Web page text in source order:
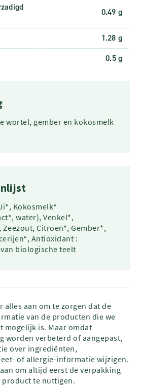
0.49 g
1.28 g
0.5 g
wortel, gember en kokosmelk
Kokosmelk*
water), Venkel*,
Zeezout, Citroen*, Gember*,
Antioxidant :
biologische teelt
alles aan om te zorgen dat de
van de producten die we
mogelijk is. Maar omdat
worden verbeterd of aangepast,
over ingrediënten,
of allergie-informatie wijzigen.
om altijd eerst de verpakking
product te nuttigen.